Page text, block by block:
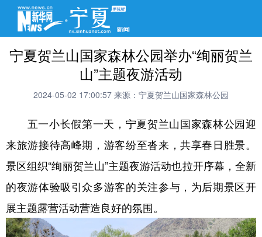
宁夏贺兰山国家森林公园举办“绚丽贺兰
山”主题夜游活动
2024-05-02 17:00:57 来源：宁夏贺兰山国家森林公园
五一小长假第一天，宁夏贺兰山国家森林公园迎
来旅游接待高峰期，游客纷至沓来，共享春日胜景。
景区组织“绚丽贺兰山”主题夜游活动也拉开序幕，全新
的夜游体验吸引众多游客的关注参与，为后期景区开
展主题露营活动营造良好的氛围。